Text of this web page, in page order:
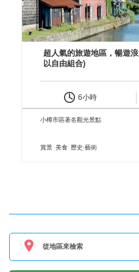
從地區來檢索
超人氣的旅遊地區，暢遊
以自由組合)
6小時
小樽市區著名觀光景點
賞景 美食 歷史‧藝術